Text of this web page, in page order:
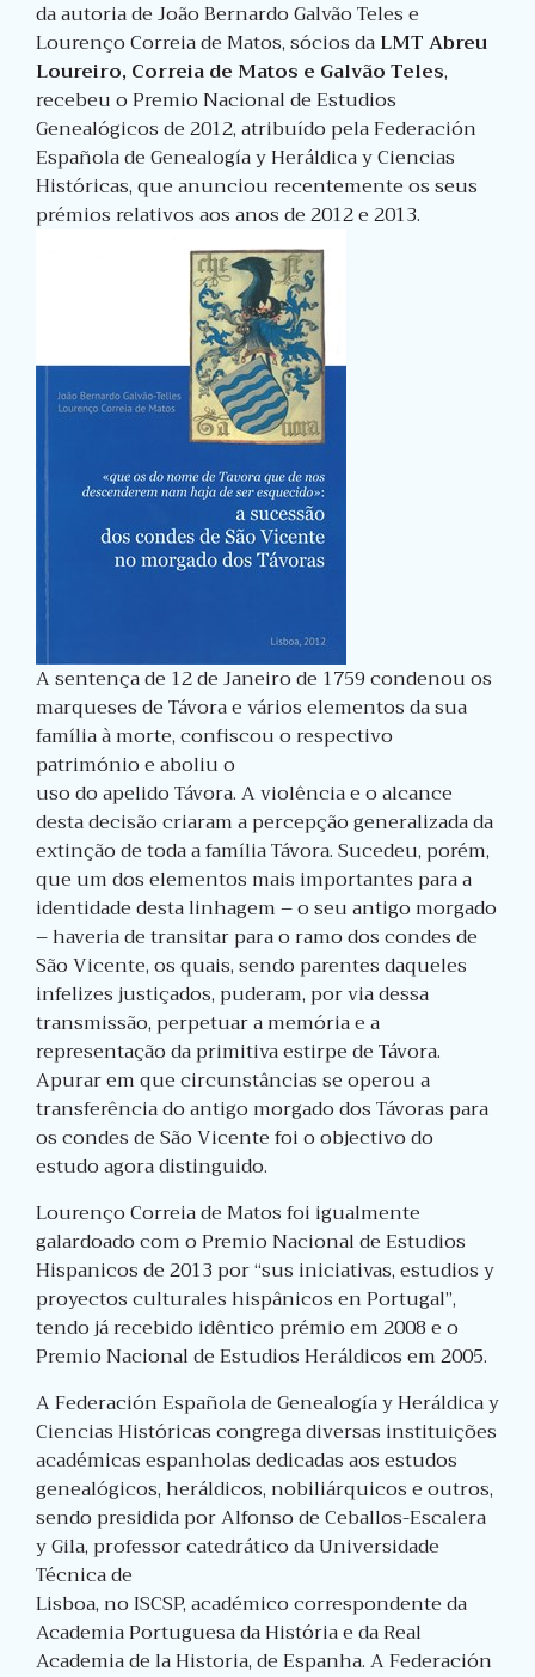
da autoria de João Bernardo Galvão Teles e
Lourenço Correia de Matos, sócios daLMT Abreu
Loureiro, Correia de Matos e Galvão Teles,
recebeu o Premio Nacional de Estudios
Genealógicos de 2012, atribuído pela Federación
Española de Genealogía y Heráldica y Ciencias
Históricas, que anunciou recentemente os seus
prémios relativos aos anos de 2012 e 2013.
A sentença de 12 de Janeiro de 1759 condenou os
marqueses de Távora e vários elementos da sua
família à morte, confiscou o respectivo
património e aboliu o
uso do apelido Távora. A violência e o alcance
desta decisão criaram a percepção generalizada da
extinção de toda a família Távora. Sucedeu, porém,
que um dos elementos mais importantes para a
identidade desta linhagem – o seu antigo morgado
– haveria de transitar para o ramo dos condes de
São Vicente, os quais, sendo parentes daqueles
infelizes justiçados, puderam, por via dessa
transmissão, perpetuar a memória e a
representação da primitiva estirpe de Távora.
Apurar em que circunstâncias se operou a
transferência do antigo morgado dos Távoras para
os condes de São Vicente foi o objectivo do
estudo agora distinguido.
Lourenço Correia de Matos foi igualmente
galardoado com o Premio Nacional de Estudios
Hispanicos de 2013 por “sus iniciativas, estudios y
proyectos culturales hispânicos en Portugal”,
tendo já recebido idêntico prémio em 2008 e o
Premio Nacional de Estudios Heráldicos em 2005.
A Federación Española de Genealogía y Heráldica y
Ciencias Históricas congrega diversas instituições
académicas espanholas dedicadas aos estudos
genealógicos, heráldicos, nobiliárquicos e outros,
sendo presidida por Alfonso de Ceballos-Escalera
y Gila, professor catedrático da Universidade
Técnica de
Lisboa, no ISCSP, académico correspondente da
Academia Portuguesa da História e da Real
Academia de la Historia, de Espanha. A Federación